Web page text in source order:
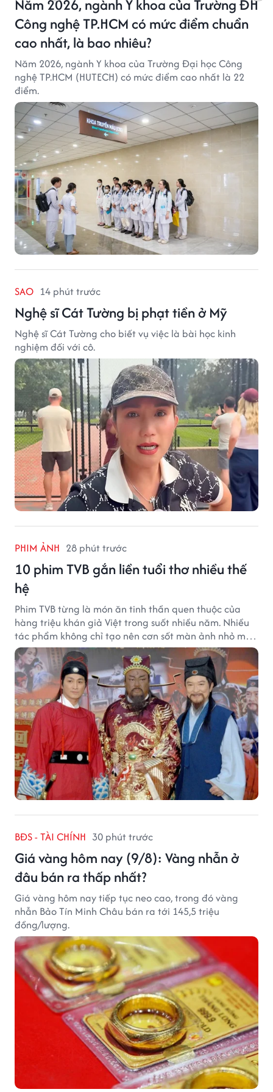
Năm 2026, ngành Y khoa của Trường ĐH
Công nghệ TP.HCM có mức điểm chuẩn
cao nhất, là bao nhiêu?
Năm 2026, ngành Y khoa của Trường Đại học Công
nghệ TP.HCM (HUTECH) có mức điểm cao nhất là 22
điểm.
SAO 14 phút trước
Nghệ sĩ Cát Tường bị phạt tiền ở Mỹ
Nghệ sĩ Cát Tường cho biết vụ việc là bài học kinh
nghiệm đối với cô.
PHIM ẢNH 28 phút trước
10 phim TVB gắn liền tuổi thơ nhiều thế
hệ
Phim TVB từng là món ăn tinh thần quen thuộc của
hàng triệu khán giả Việt trong suốt nhiều năm. Nhiều
tác phẩm không chỉ tạo nên cơn sốt màn ảnh nhỏ mà
còn trở thành ký ức khó quên của cả một thế hệ.
BĐS - TÀI CHÍNH 30 phút trước
Giá vàng hôm nay (9/8): Vàng nhẫn ở
đâu bán ra thấp nhất?
Giá vàng hôm nay tiếp tục neo cao, trong đó vàng
nhẫn Bảo Tín Minh Châu bán ra tới 145,5 triệu
đồng/lượng.